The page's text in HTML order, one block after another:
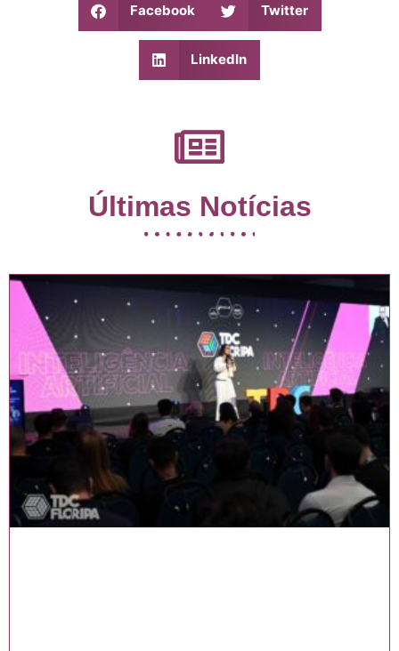
Facebook Twitter
LinkedIn
Últimas Notícias